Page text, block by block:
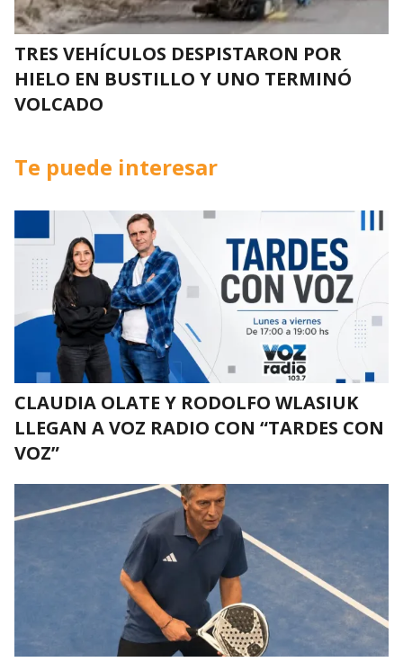
TRES VEHÍCULOS DESPISTARON POR
HIELO EN BUSTILLO Y UNO TERMINÓ
VOLCADO
Te puede interesar
CLAUDIA OLATE Y RODOLFO WLASIUK
LLEGAN A VOZ RADIO CON “TARDES CON
VOZ”